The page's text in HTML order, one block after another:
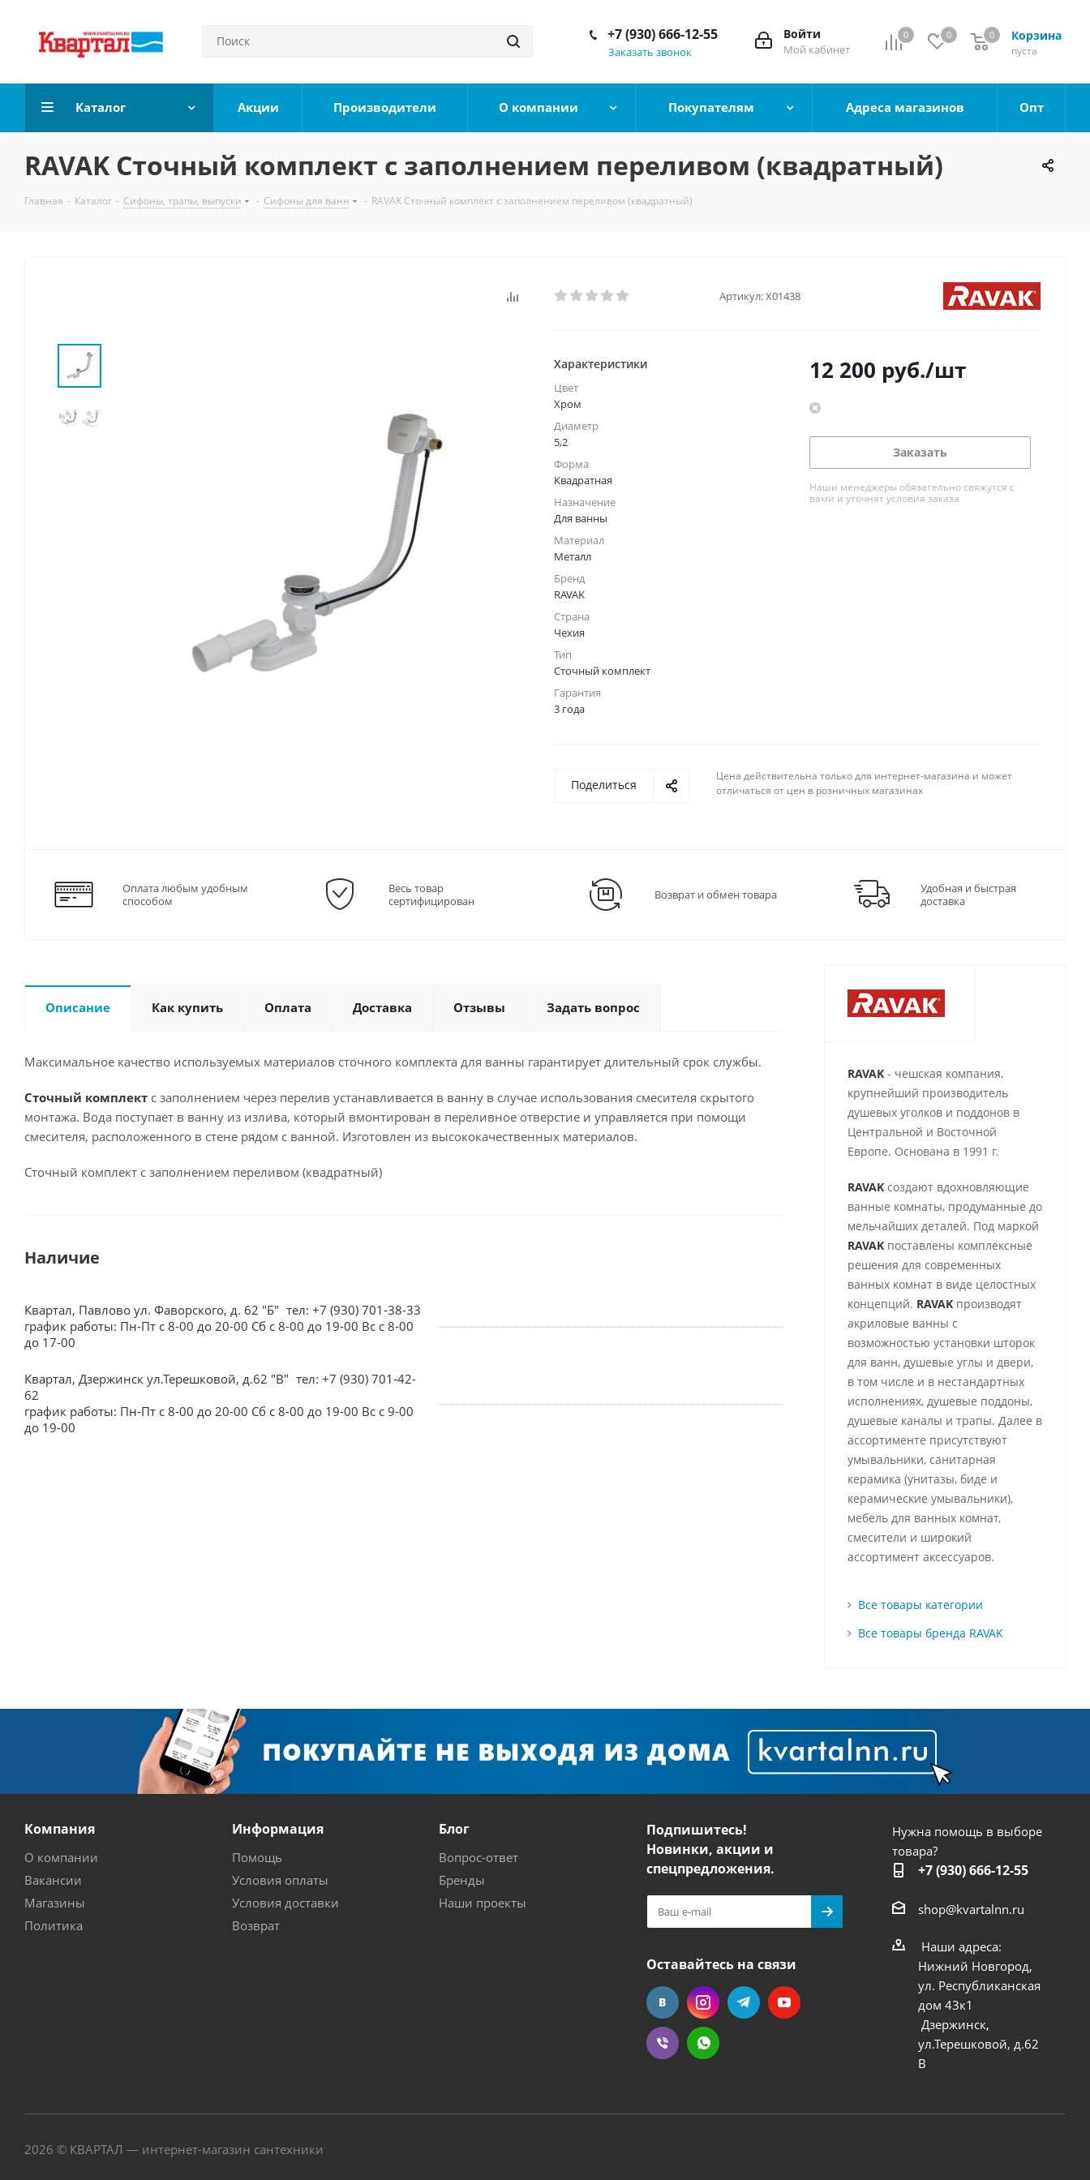
0 0 Корзина
0
пуста
0
Войти
Мой кабинет
+7 (930) 666-12-55
Заказать звонок
Каталог Акции Производители О компании Покупателям Адреса магазинов Опт
RAVAK Сточный комплект с заполнением переливом (квадратный)
Главная - Каталог - Сифоны, трапы, выпуски - Сифоны для ванн - RAVAK Сточный комплект с заполнением переливом (квадратный)
Артикул:X01438
Характеристики
Цвет
Хром
Диаметр
5,2
Форма
Квадратная
Назначение
Для ванны
Материал
Металл
Бренд
RAVAK
Страна
Чехия
Тип
Сточный комплект
Гарантия
3 года
12 200 руб./шт
Заказать
Наши менеджеры обязательно свяжутся с
вами и уточнят условия заказа
Поделиться
Цена действительна только для интернет-магазина и может
отличаться от цен в розничных магазинах
Оплата любым удобным
способом
Весь товар
сертифицирован
Возврат и обмен товара
Удобная и быстрая
доставка
Описание Как купить Оплата Доставка Отзывы Задать вопрос
Максимальное качество используемых материалов сточного комплекта для ванны гарантирует длительный срок службы.
Сточный комплект с заполнением через перелив устанавливается в ванну в случае использования смесителя скрытого
монтажа. Вода поступает в ванну из излива, который вмонтирован в переливное отверстие и управляется при помощи
смесителя, расположенного в стене рядом с ванной. Изготовлен из высококачественных материалов.
Сточный комплект с заполнением переливом (квадратный)
Наличие
Квартал, Павлово ул. Фаворского, д. 62 "Б" тел: +7 (930) 701-38-33
график работы: Пн-Пт с 8-00 до 20-00 Сб с 8-00 до 19-00 Вс с 8-00
до 17-00
Квартал, Дзержинск ул.Терешковой, д.62 "В" тел: +7 (930) 701-42-
62
график работы: Пн-Пт с 8-00 до 20-00 Сб с 8-00 до 19-00 Вс с 9-00
до 19-00
RAVAK- чешская компания,
крупнейший производитель
душевых уголков и поддонов в
Центральной и Восточной
Европе. Основана в 1991 г.
RAVAKсоздают вдохновляющие
ванные комнаты, продуманные до
мельчайших деталей. Под маркой
RAVAKпоставлены комплексные
решения для современных
ванных комнат в виде целостных
концепций. RAVAKпроизводят
акриловые ванны с
возможностью установки шторок
для ванн, душевые углы и двери,
в том числе и в нестандартных
исполнениях, душевые поддоны,
душевые каналы и трапы. Далее в
ассортименте присутствуют
умывальники, санитарная
керамика (унитазы, биде и
керамические умывальники),
мебель для ванных комнат,
смесители и широкий
ассортимент аксессуаров.
Все товары категории
Все товары бренда RAVAK
Компания
О компании
Вакансии
Магазины
Политика
Информация
Помощь
Условия оплаты
Условия доставки
Возврат
Блог
Вопрос-ответ
Бренды
Наши проекты
Подпишитесь!
Новинки, акции и
спецпредложения.
Оставайтесь на связи
Нужна помощь в выборе
товара?
+7 (930) 666-12-55
shop@kvartalnn.ru
Наши адреса:
Нижний Новгород,
ул. Республиканская
дом 43к1
Дзержинск,
ул.Терешковой, д.62
В
2026 © КВАРТАЛ — интернет-магазин сантехники